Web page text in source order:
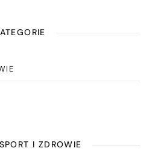
I ZDROWIE